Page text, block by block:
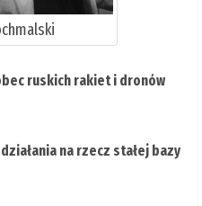
ruskich rakiet i dronów
na rzecz stałej bazy